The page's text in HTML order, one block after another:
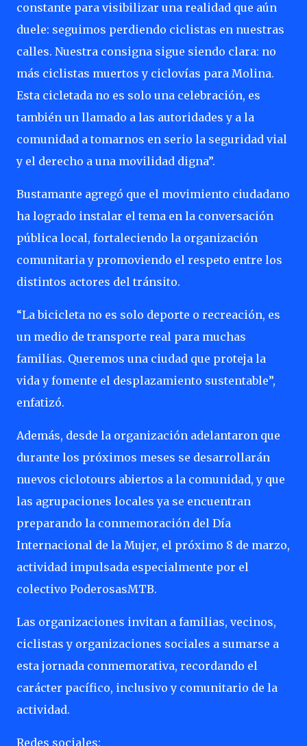
constante para visibilizar una realidad que aún
duele: seguimos perdiendo ciclistas en nuestras
calles. Nuestra consigna sigue siendo clara: no
más ciclistas muertos y ciclovías para Molina.
Esta cicletada no es solo una celebración, es
también un llamado a las autoridades y a la
comunidad a tomarnos en serio la seguridad vial
y el derecho a una movilidad digna”.
Bustamante agregó que el movimiento ciudadano
ha logrado instalar el tema en la conversación
pública local, fortaleciendo la organización
comunitaria y promoviendo el respeto entre los
distintos actores del tránsito.
“La bicicleta no es solo deporte o recreación, es
un medio de transporte real para muchas
familias. Queremos una ciudad que proteja la
vida y fomente el desplazamiento sustentable”,
enfatizó.
Además, desde la organización adelantaron que
durante los próximos meses se desarrollarán
nuevos ciclotours abiertos a la comunidad, y que
las agrupaciones locales ya se encuentran
preparando la conmemoración del Día
Internacional de la Mujer, el próximo 8 de marzo,
actividad impulsada especialmente por el
colectivo PoderosasMTB.
Las organizaciones invitan a familias, vecinos,
ciclistas y organizaciones sociales a sumarse a
esta jornada conmemorativa, recordando el
carácter pacífico, inclusivo y comunitario de la
actividad.
Redes sociales: